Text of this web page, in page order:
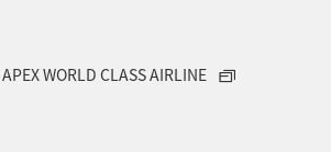
APEX WORLD CLASS AIRLINE